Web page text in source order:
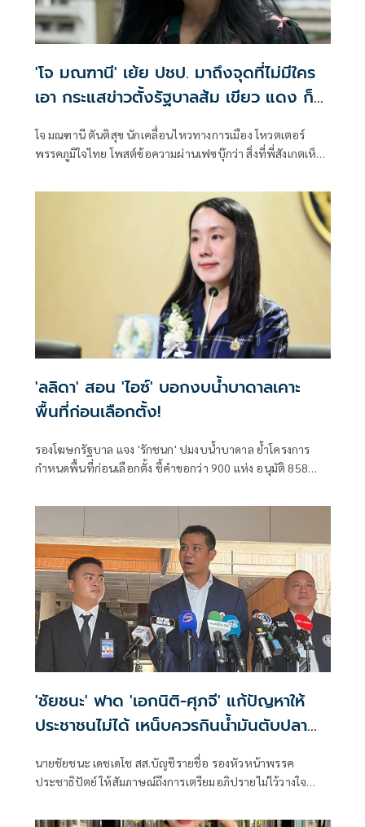
'โจ มณฑานี' เย้ย ปชป. มาถึงจุดที่ไม่มีใคร
เอา กระแสข่าวตั้งรัฐบาลส้ม เขียว แดง ก็
โจ มณฑานี ตันติสุข นักเคลื่อนไหวทางการเมือง โหวตเตอร์
พรรคภูมิใจไทย โพสต์ข้อความผ่านเฟซบุ๊กว่า สิ่งที่พี่สังเกตเห็น
ที่เป็นพรรคที่ทุกฝั่งลืมได้ไงเนี้ย
'ลลิดา' สอน 'ไอซ์' บอกงบน้ำบาดาลเคาะ
พื้นที่ก่อนเลือกตั้ง!
รองโฆษกรัฐบาล แจง 'รักชนก' ปมงบน้ำบาดาล ย้ำโครงการ
กำหนดพื้นที่ก่อนเลือกตั้ง ชี้คำขอกว่า 900 แห่ง อนุมัติ 858
'ชัยชนะ' ฟาด 'เอกนิติ-ศุภจี' แก้ปัญหาให้
ประชาชนไม่ได้ เหน็บควรกินน้ำมันตับปลา
นายชัยชนะ เดชเดโช สส.บัญชีรายชื่อ รองหัวหน้าพรรค
ประชาธิปัตย์ ให้สัมภาษณ์ถึงการเตรียมอภิปรายไม่ไว้วางใจ
ไหร่ที่ฝ่ายค้านมีมติว่ายื่นอภิปรายไม่ไว้วางใจ พรรคร่วมฝ่าย